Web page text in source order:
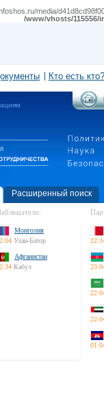
media/
/www/vhosts/
Кто есть кто?
Расширенный поиск
Монголия
Улан-Батор
Афганистан
Кабул